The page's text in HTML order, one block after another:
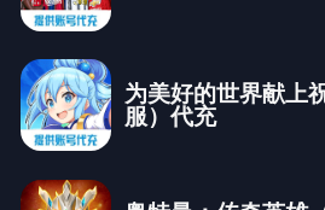
为美好的世界献上
服）代充